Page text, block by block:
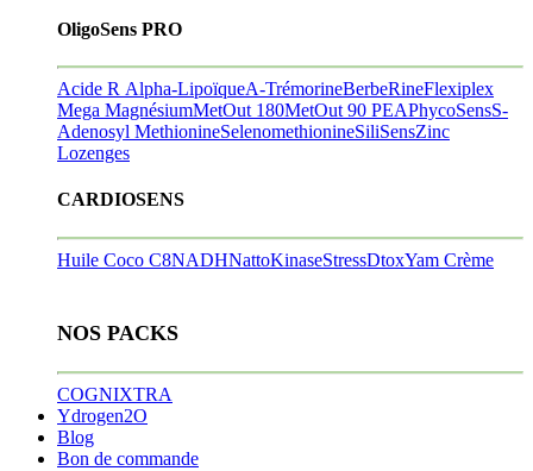
OligoSens PRO
Acide R Alpha-LipoïqueA-TrémorineBerbeRineFlexiplex
Mega MagnésiumMetOut 180MetOut 90 PEAPhycoSensS-
Adenosyl MethionineSelenomethionineSiliSensZinc
Lozenges
CARDIOSENS
Huile Coco C8NADHNattoKinaseStressDtoxYam Crème
NOS PACKS
COGNIXTRA
Ydrogen2O
Blog
Bon de commande